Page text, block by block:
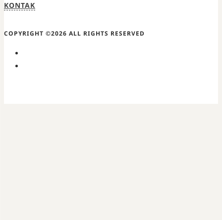
KONTAK
COPYRIGHT ©2026 ALL RIGHTS RESERVED